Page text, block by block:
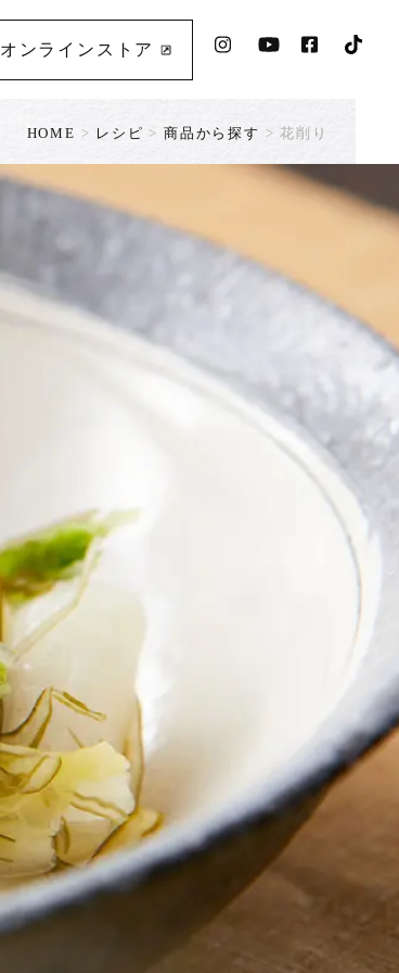
オンラインストア
HOME > レシピ >商品から探す >花削り